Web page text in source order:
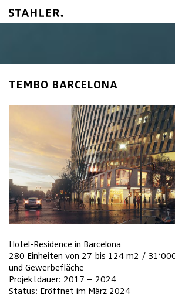
TEMBO BARCELONA
Hotel-Residence in Barcelona
280 Einheiten von 27 bis 124 m2 /
und Gewerbefläche
Projektdauer: 2017 – 2024
Status: Eröffnet im März 2024